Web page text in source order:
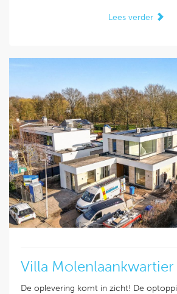
Lees verder
Villa Molenlaankwartier
De oplevering komt in zicht! De